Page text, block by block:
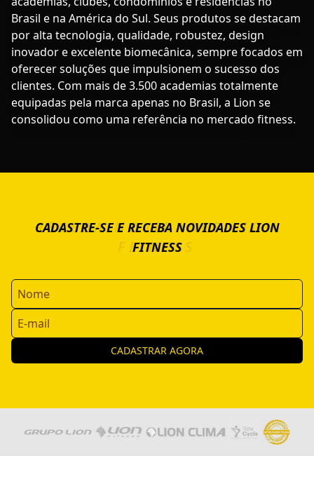
Brasil e na América do Sul. Seus produtos se destacam
por alta tecnologia, qualidade, robustez, design
inovador e excelente biomecânica, sempre focados em
oferecer soluções que impulsionem o sucesso dos
clientes. Com mais de 3.500 academias totalmente
equipadas pela marca apenas no Brasil, a Lion se
consolidou como uma referência no mercado fitness.
CADASTRE-SE E RECEBA NOVIDADES LION
FITNESS
RECEBA NOVIDADES LION
FITNESS
CADASTRAR AGORA